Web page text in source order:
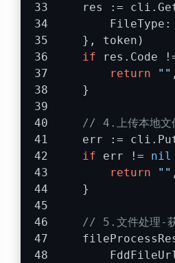
res :=
        FileType:
    }, token)
if res.Code !=
return
""
    }
// 4.上传本地文
err :=
if err != nil
return
""
    }
// 5.文件处理-